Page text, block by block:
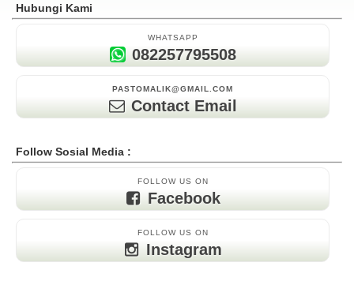
Hubungi Kami
WHATSAPP
082257795508
PASTOMALIK@GMAIL.COM
Contact Email
Follow Sosial Media :
FOLLOW US ON
Facebook
FOLLOW US ON
Instagram